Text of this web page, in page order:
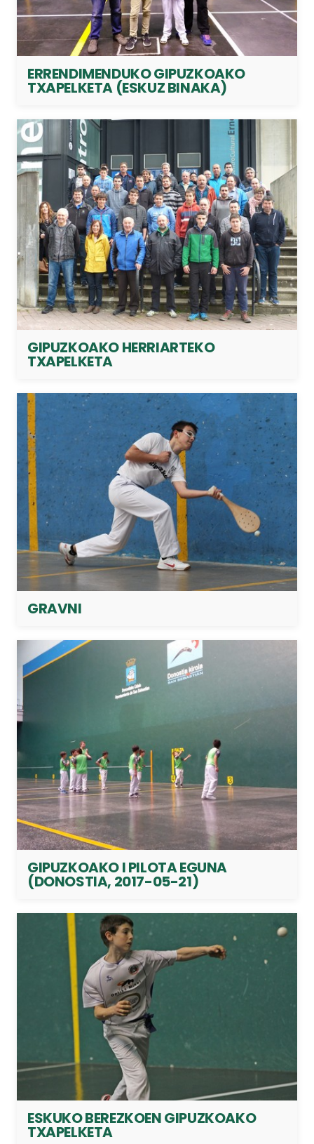
ERRENDIMENDUKO GIPUZKOAKO
TXAPELKETA (ESKUZ BINAKA)
GIPUZKOAKO HERRIARTEKO
TXAPELKETA
GRAVNI
GIPUZKOAKO I PILOTA EGUNA
(DONOSTIA, 2017-05-21)
ESKUKO BEREZKOEN GIPUZKOAKO
TXAPELKETA